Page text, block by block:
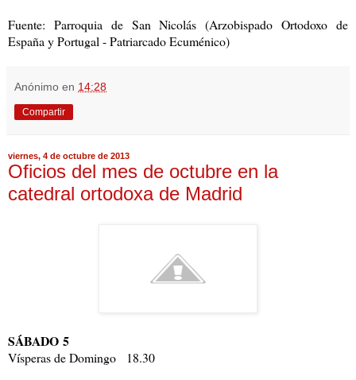
Fuente: Parroquia de San Nicolás (Arzobispado Ortodoxo de
España y Portugal - Patriarcado Ecuménico)
Anónimo en 14:28
Compartir
viernes, 4 de octubre de 2013
Oficios del mes de octubre en la
catedral ortodoxa de Madrid
SÁBADO 5
Vísperas de Domingo 18.30